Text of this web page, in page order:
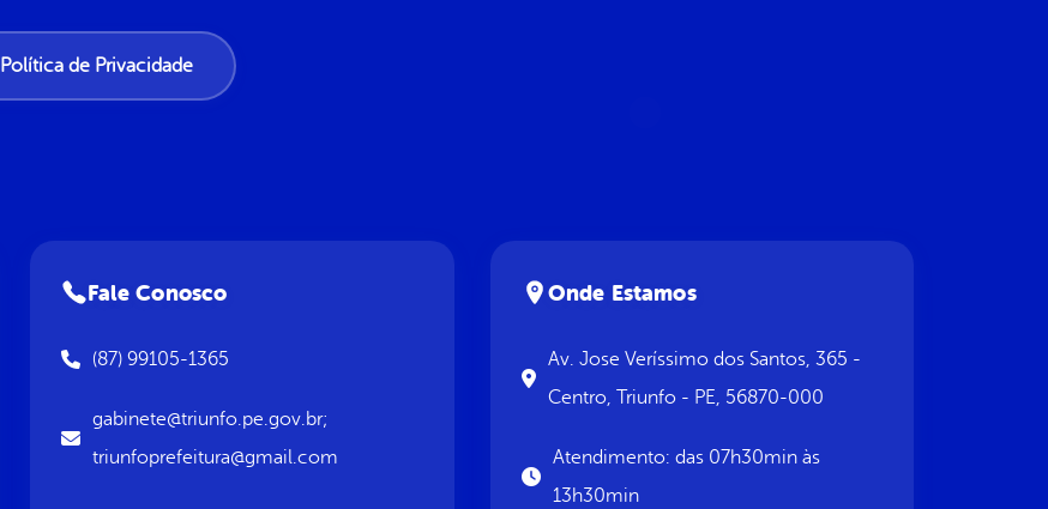
Política de Privacidade
Fale Conosco
(87) 99105-1365
gabinete@triunfo.pe.gov.br;
triunfoprefeitura@gmail.com
Onde Estamos
Av. Jose Veríssimo dos Santos, 365 -
Centro, Triunfo - PE, 56870-000
Atendimento: das 07h30min às
13h30min